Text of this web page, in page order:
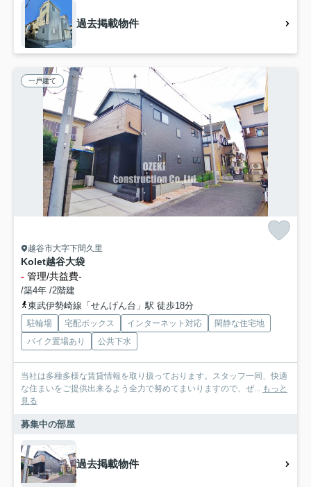
過去掲載物件
一戸建て
越谷市大字下間久里
Kolet越谷大袋
- 管理/共益費-
/築4年 /2階建
東武伊勢崎線「せんげん台」駅 徒歩18分
駐輪場 宅配ボックス インターネット対応
閑静な住宅地
バイク置場あり
公共下水
当社は多種多様な賃貸情報を取り扱っております。スタッフ一同、快適
な住まいをご提供出来るよう全力で努めてまいりますので、ぜ... もっと
見る
募集中の部屋
過去掲載物件